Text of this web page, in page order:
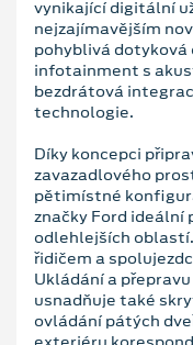
vynikající digitální
nejzajímavějším
pohyblivá dotyková
infotainment s
bezdrátová
technologie.
Díky koncepci
zavazadlového
pětimístné
značky Ford ideální
odlehlejších
řidičem a
Ukládání a
usnadňuje také
ovládání pátých